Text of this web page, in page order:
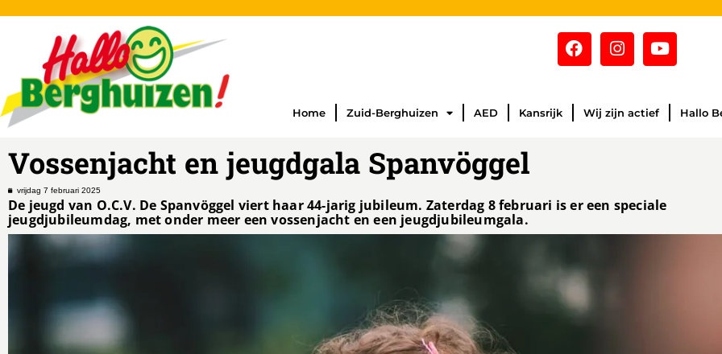
Home Zuid-Berghuizen AED Kansrijk Wij zijn actief Hallo
Vossenjacht en jeugdgala Spanvöggel
vrijdag 7 februari 2025
De jeugd van O.C.V. De Spanvöggel viert haar 44-jarig jubileum. Zaterdag 8 februari is er een speciale
jeugdjubileumdag, met onder meer een vossenjacht en een jeugdjubileumgala.